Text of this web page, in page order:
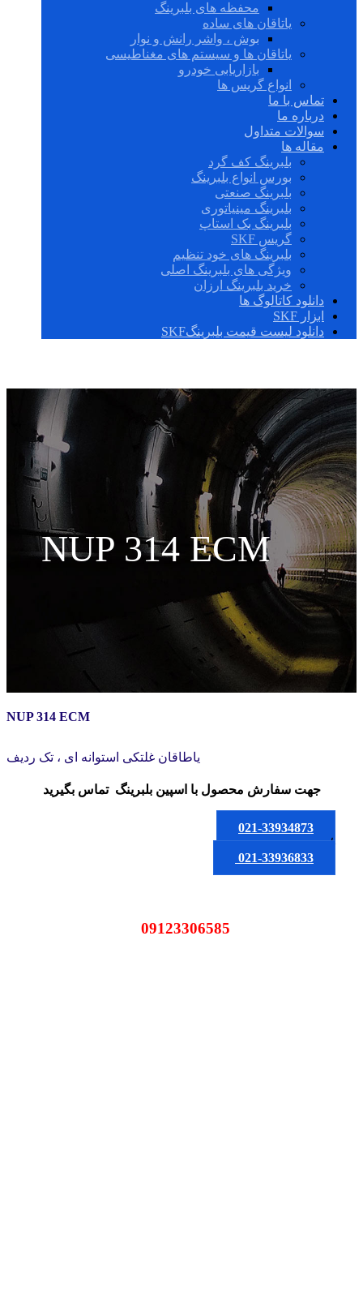
محفظه های بلبرینگ
یاتاقان های ساده
بوش ، واشر رانش و نوار
یاتاقان ها و سیستم های مغناطیسی
بازاریابی خودرو
انواع گریس ها
تماس با ما
درباره ما
سوالات متداول
مقاله ها
بلبرینگ کف گرد
بورس انواع بلبرینگ
بلبرینگ صنعتی
بلبرینگ مینیاتوری
بلبرینگ بک استاپ
گریس SKF
بلبرینگ های خود تنظیم
ویژگی های بلبرینگ اصلی
خرید بلبرینگ ارزان
دانلود کاتالوگ ها
ابزار SKF
دانلود لیست قیمت بلبرینگSKF
NUP 314 ECM
NUP 314 ECM
یاطاقان غلتکی استوانه ای ، تک ردیف
جهت سفارش محصولبا اسپین بلبرینگ تماس بگیرید
021-33934873
یا
021-33936833